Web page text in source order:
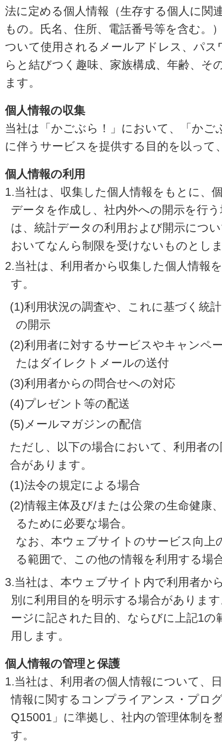
法に定める個人情報（生存する個人に関
もの。氏名、住所、電話番号等を含む。
ついて使用されるメールアドレス、パ
らと結びつく趣味、家族構成、年齢、そ
ます。
個人情報の収集
当社は「かごぶら！」において、「か
に伴うサービスを提供する目的を以って
個人情報の利用
1.当社は、収集した個人情報をもとに、
データを作成し、社内外への開示を行
は、統計データの利用および開示につ
おいてなんら制限を受けないものとし
2.当社は、利用者から収集した個人情報
す。
(1)利用状況の調査や、これに基づく統
の開示
(2)利用者に対するサービスやキャンペ
たはダイレクトメールの送付
(3)利用者からの問合せへの対応
(4)プレゼント等の配送
(5)メールマガジンの配信
ただし、以下の場合において、利用者
合があります。
(1)法令の規定による場合
(2)情報主体及び/または公衆の生命健康
るために必要な場合。
なお、本ウェブサイトのサービス向上
る範囲で、この他の情報を利用する場
3.当社は、本ウェブサイト内で利用者か
別に利用目的を明示する場合がありま
ージに記された目的、ならびに上記1の
用します。
個人情報の管理と保護
1.当社は、利用者の個人情報について、
情報に関するコンプライアンス・プロ
Q15001」に準拠し、社内の管理体制を
す。